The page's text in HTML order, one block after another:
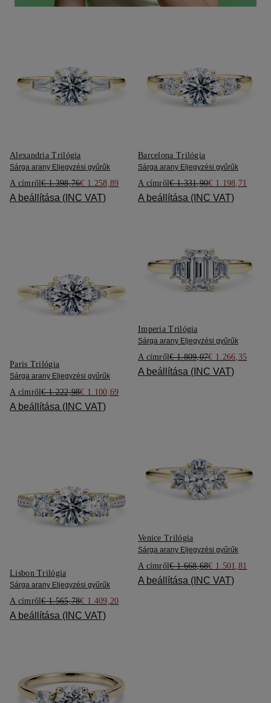
Alexandria Trilógia
Sárga arany Eljegyzési gyűrűk
A címről€ 1.398,76€ 1.258,89
A beállítása (INC VAT)
Barcelona Trilógia
Sárga arany Eljegyzési gyűrűk
A címről€ 1.331,90€ 1.198,71
A beállítása (INC VAT)
Paris Trilógia
Sárga arany Eljegyzési gyűrűk
A címről€ 1.222,98€ 1.100,69
A beállítása (INC VAT)
Imperia Trilógia
Sárga arany Eljegyzési gyűrűk
A címről€ 1.809,07€ 1.266,35
A beállítása (INC VAT)
Lisbon Trilógia
Sárga arany Eljegyzési gyűrűk
A címről€ 1.565,78€ 1.409,20
A beállítása (INC VAT)
Venice Trilógia
Sárga arany Eljegyzési gyűrűk
A címről€ 1.668,68€ 1.501,81
A beállítása (INC VAT)